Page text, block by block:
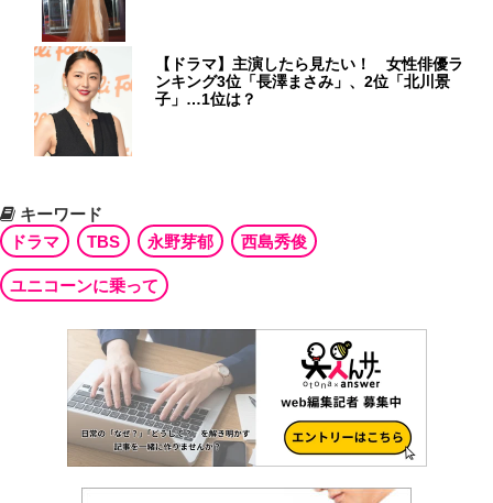
【ドラマ】主演したら見たい！ 女性俳優ラ
ンキング3位「長澤まさみ」、2位「北川景
子」…1位は？
キーワード
ドラマ
TBS 永野芽郁 西島秀俊
ユニコーンに乗って